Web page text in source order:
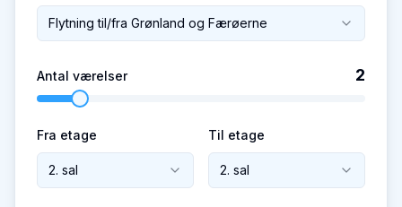
Flytning til/fra Grønland og Færøerne
Antal værelser 2
Fra etage
2. sal
Til etage
2. sal